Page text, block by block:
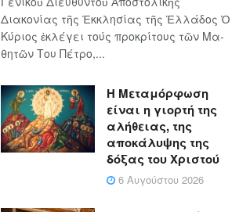
Διακονίας τῆς Ἐκκλησίας τῆς Ἑλλάδος Ὁ
Κύ­ρι­ος ἐκλέγει τούς προ­κρί­τους τῶν Μα­
θη­τῶν Του Πέ­τρο,...
Η Μεταμόρφωση
είναι η γιορτή της
αλήθειας, της
αποκάλυψης της
δόξας του Χριστού
6 Αυγούστου 2026